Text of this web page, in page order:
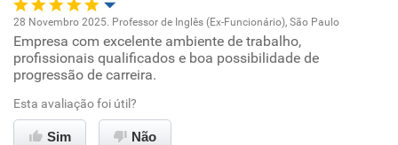
Oportunidade de promoção
Ambiente de trabalho
Conciliação com a vida familiar
28 Novembro 2025. Professor de Inglês (Ex-Funcionário), São Paulo
Empresa com excelente ambiente de trabalho,
profissionais qualificados e boa possibilidade de
progressão de carreira.
Esta avaliação foi útil?
Sim Não